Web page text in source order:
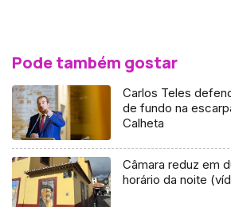
Pode também gostar
Carlos Teles
de fundo na
Calheta
Câmara reduz em
horário da noite